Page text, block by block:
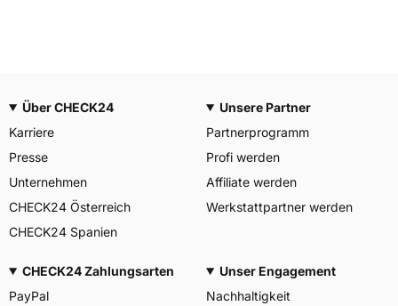
Über CHECK24
Karriere
Presse
Unternehmen
CHECK24 Österreich
CHECK24 Spanien
Unsere Partner
Partnerprogramm
Profi werden
Affiliate werden
Werkstattpartner werden
CHECK24 Zahlungsarten
PayPal
Unser Engagement
Nachhaltigkeit